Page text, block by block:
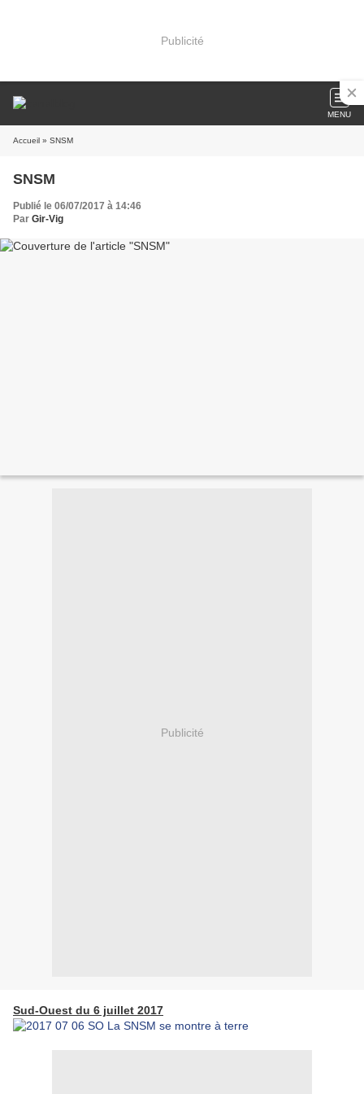
Publicité
MENU
Accueil » SNSM
SNSM
Publié le 06/07/2017 à 14:46
Par Gir-Vig
Publicité
Sud-Ouest du 6 juillet 2017